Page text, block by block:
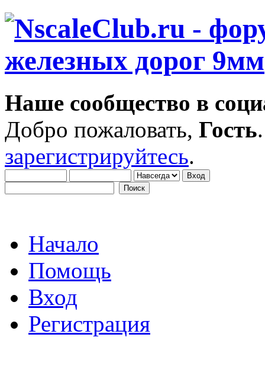
Наше сообщество в
Добро пожаловать, Гость
зарегистрируйтесь.
Начало
Помощь
Вход
Регистрация